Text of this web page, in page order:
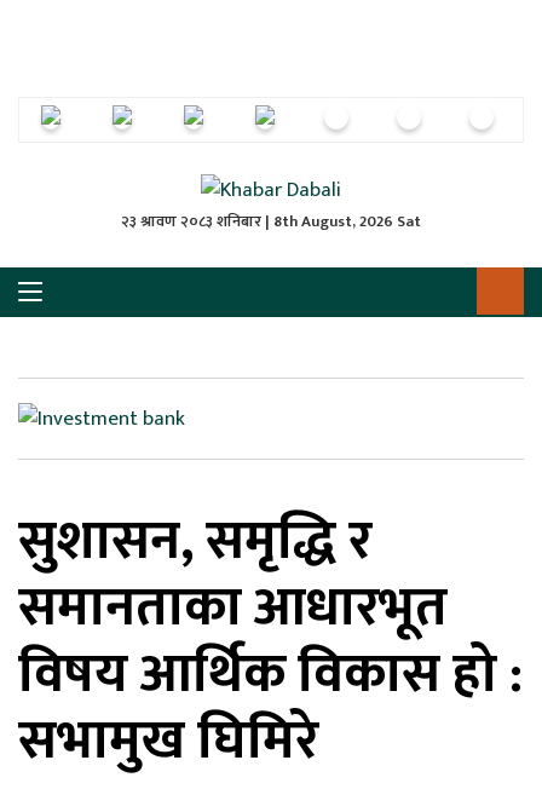
२३ श्रावण २०८३ शनिबार | 8th August, 2026 Sat
सुशासन, समृद्धि र
समानताका आधारभूत
विषय आर्थिक विकास हो :
सभामुख घिमिरे